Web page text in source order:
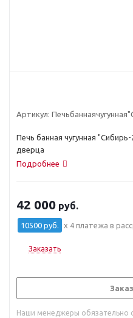
Артикул:
Печь банная чугунная "Сибирь-
дверца
Подробнее
42 000 руб.
10500 руб. x 4 платежа в
Заказать
Наши менеджеры обязательно